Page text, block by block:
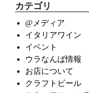
カテゴリ
@メディア
イタリアワイン
イベント
ウラなんば情報
お店について
クラフトビール